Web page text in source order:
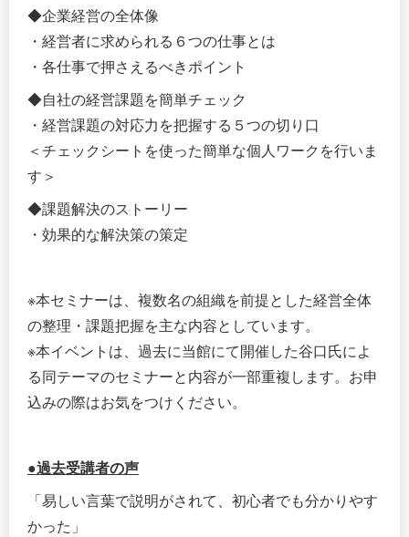
◆企業経営の全体像
・経営者に求められる６つの仕事とは
・各仕事で押さえるべきポイント
◆自社の経営課題を簡単チェック
・経営課題の対応力を把握する５つの切り口
＜チェックシートを使った簡単な個人ワークを行いま
す＞
◆課題解決のストーリー
・効果的な解決策の策定
※本セミナーは、複数名の組織を前提とした経営全体
の整理・課題把握を主な内容としています。
※本イベントは、過去に当館にて開催した谷口氏によ
る同テーマのセミナーと内容が一部重複します。お申
込みの際はお気をつけください。
●過去受講者の声
「易しい言葉で説明がされて、初心者でも分かりやす
かった」